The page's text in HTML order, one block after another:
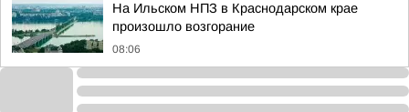
На Ильском НПЗ в Краснодарском крае
произошло возгорание
08:06